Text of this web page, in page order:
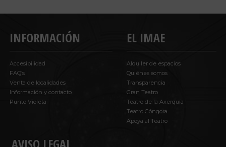
INFORMACIÓN
Accesibilidad
FAQ’s
Venta de localidades
Información y contacto
Punto Violeta
AVISO LEGAL
EL IMAE
Alquiler de espacios
Quiénes somos
Transparencia
Gran Teatro
Teatro de la Axerquía
Teatro Góngora
Apoya al Teatro